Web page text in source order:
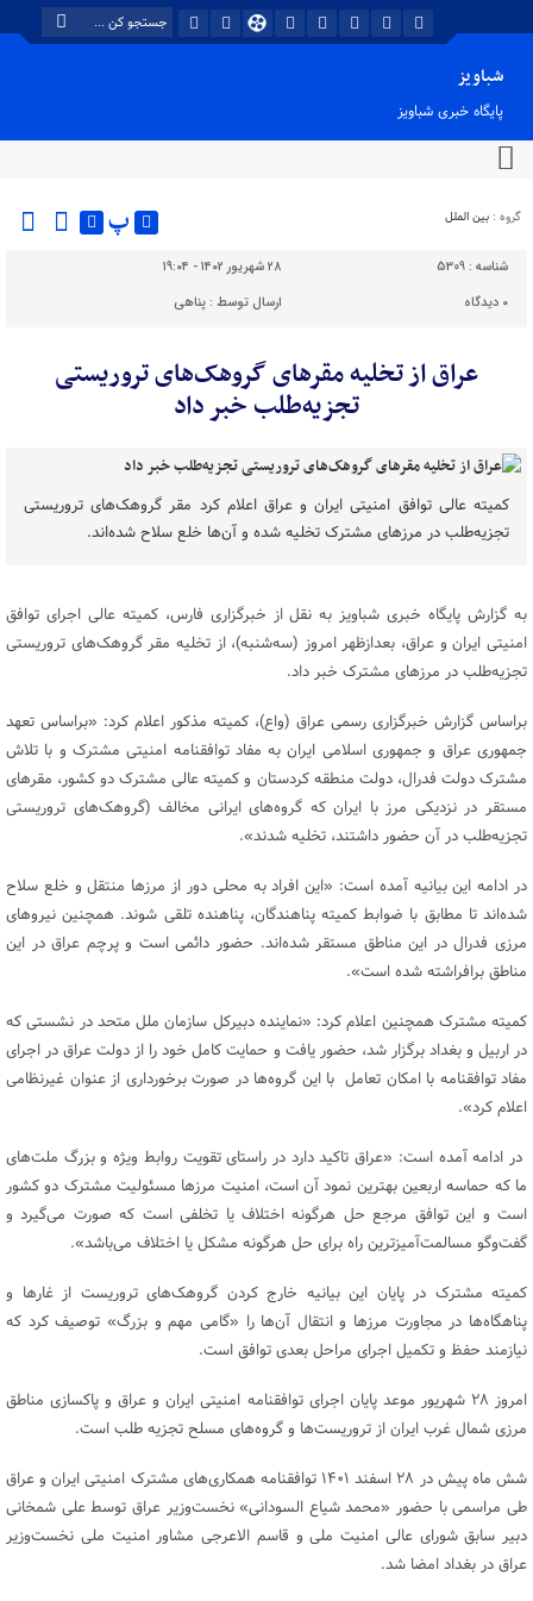
شباویز
پایگاه خبری شباویز
گروه : بین الملل پ
شناسه : 5309
۲۸ شهریور ۱۴۰۲ - ۱۹:۰۴
۰ دیدگاه ارسال توسط :پناهی
عراق از تخلیه مقرهای گروهک‌های تروریستی
تجزیه‌طلب خبر داد
کمیته عالی توافق امنیتی ایران و عراق اعلام کرد مقر گروهک‌های تروریستی
تجزیه‌طلب در مرزهای مشترک تخلیه شده و آن‌ها خلع سلاح شده‌اند.
به گزارش پایگاه خبری شباویز به نقل از خبرگزاری فارس، کمیته عالی اجرای توافق
امنیتی ایران و عراق، بعدازظهر امروز (سه‌شنبه)، از تخلیه مقر گروهک‌های تروریستی
تجزیه‌طلب در مرزهای مشترک خبر داد.
براساس گزارش خبرگزاری رسمی عراق (واع)، کمیته مذکور اعلام کرد: «براساس تعهد
جمهوری عراق و جمهوری اسلامی ایران به مفاد توافقنامه امنیتی مشترک و با تلاش
مشترک دولت فدرال، دولت منطقه کردستان و کمیته عالی مشترک دو کشور، مقرهای
مستقر در نزدیکی مرز با ایران که گروه‌های ایرانی مخالف (گروهک‌های تروریستی
تجزیه‌طلب در آن حضور داشتند، تخلیه شدند».
در ادامه این بیانیه آمده است: «این افراد به محلی دور از مرزها منتقل و خلع سلاح
شده‌اند تا مطابق با ضوابط کمیته پناهندگان، پناهنده تلقی شوند. همچنین نیروهای
مرزی فدرال در این مناطق مستقر شده‌اند. حضور دائمی است و پرچم عراق در این
مناطق برافراشته شده است».
کمیته مشترک همچنین اعلام کرد: «نماینده دبیرکل سازمان ملل متحد در نشستی که
در اربیل و بغداد برگزار شد، حضور یافت و حمایت کامل خود را از دولت عراق در اجرای
مفاد توافقنامه با امکان تعامل با این گروه‌ها در صورت برخورداری از عنوان غیرنظامی
اعلام کرد».
در ادامه آمده است: «عراق تاکید دارد در راستای تقویت روابط ویژه و بزرگ ملت‌های
ما که حماسه اربعین بهترین نمود آن است، امنیت مرزها مسئولیت مشترک دو کشور
است و این توافق مرجع حل هرگونه اختلاف یا تخلفی است که صورت می‌گیرد و
گفت‌و‌گو مسالمت‌آمیزترین راه برای حل هرگونه مشکل یا اختلاف می‌باشد».
کمیته مشترک در پایان این بیانیه خارج کردن گروهک‌های تروریست از غارها و
پناهگاه‌ها در مجاورت مرزها و انتقال آن‌‌ها را «گامی مهم و بزرگ» توصیف کرد که
نیازمند حفظ و تکمیل اجرای مراحل بعدی توافق است.
امروز ۲۸ شهریور موعد پایان اجرای توافقنامه امنیتی ایران و عراق و پاکسازی مناطق
مرزی شمال غرب ایران از تروریست‌ها و گروه‌های مسلح تجزیه طلب است.
شش ماه پیش در ۲۸ اسفند ۱۴۰۱ توافقنامه همکاری‌های مشترک امنیتی ایران و عراق
طی مراسمی با حضور «محمد شیاع السودانی» نخست‌وزیر عراق توسط علی شمخانی
دبیر سابق شورای عالی امنیت ملی و قاسم الاعرجی مشاور امنیت ملی نخست‌وزیر
عراق در بغداد امضا شد.